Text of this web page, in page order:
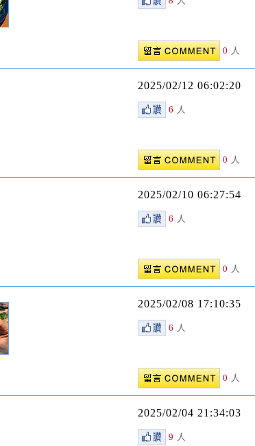
0 人
2025/02/12 06:02:20
6 人
0 人
2025/02/10 06:27:54
6 人
0 人
2025/02/08 17:10:35
6 人
0 人
2025/02/04 21:34:03
9 人